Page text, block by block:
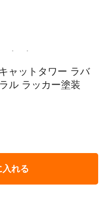
ャットタワー ラバ
ル ラッカー塗装
入れる